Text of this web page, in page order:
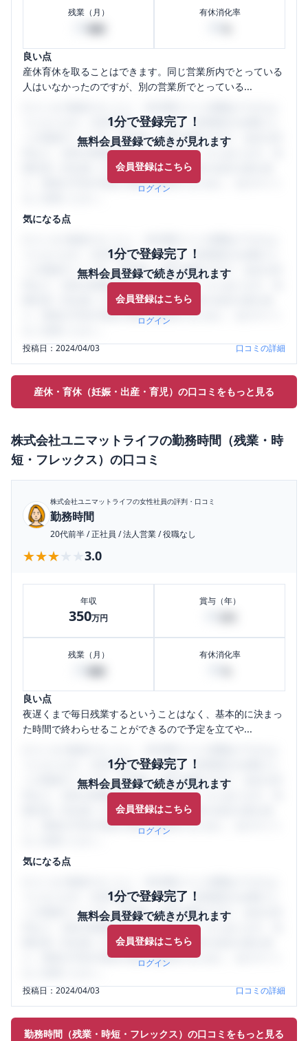
残業（月） 有休消化率
良い点
産休育休を取ることはできます。同じ営業所内でとっている
人はいなかったのですが、別の営業所でとっている...
1分で登録完了！
無料会員登録で続きが見れます
会員登録はこちら
ログイン
うになります。SHEHUB(シーハブ)は、女性限定の企業口コ
ミの投稿サイトです。給与面・女性の働きやすさ・会社の評
判など、女性の転職は気にすべき点がたくさんあります。先
輩社員（元社員）の口コミを通して、本当の会社の姿を知
り、将来の不安や現在の悩みを解消するために、ぜひサイト
気になる点
1分で登録完了！
無料会員登録で続きが見れます
会員登録はこちら
ログイン
うになります。SHEHUB(シーハブ)は、女性限定の企業口コ
ミの投稿サイトです。給与面・女性の働きやすさ・会社の評
判など、女性の転職は気にすべき点がたくさんあります。先
輩社員（元社員）の口コミを通して、本当の会社の姿を知
り、将来の不安や現在の悩みを解消するために、ぜひサイト
投稿日：2024/04/03 口コミの詳細
産休・育休（妊娠・出産・育児）の口コミをもっと見る
株式会社ユニマットライフの勤務時間（残業・時
短・フレックス） の口コミ
株式会社ユニマットライフの女性社員の評判・口コミ
勤務時間
20代前半/正社員 /法人営業/役職なし
★★★★★
★★★★★ 3.0
年収
350万円
賞与（年）
残業（月） 有休消化率
良い点
夜遅くまで毎日残業するということはなく、基本的に決まっ
た時間で終わらせることができるので予定を立てや...
1分で登録完了！
無料会員登録で続きが見れます
会員登録はこちら
ログイン
うになります。SHEHUB(シーハブ)は、女性限定の企業口コ
ミの投稿サイトです。給与面・女性の働きやすさ・会社の評
判など、女性の転職は気にすべき点がたくさんあります。先
輩社員（元社員）の口コミを通して、本当の会社の姿を知
り、将来の不安や現在の悩みを解消するために、ぜひサイト
気になる点
1分で登録完了！
無料会員登録で続きが見れます
会員登録はこちら
ログイン
うになります。SHEHUB(シーハブ)は、女性限定の企業口コ
ミの投稿サイトです。給与面・女性の働きやすさ・会社の評
判など、女性の転職は気にすべき点がたくさんあります。先
輩社員（元社員）の口コミを通して、本当の会社の姿を知
り、将来の不安や現在の悩みを解消するために、ぜひサイト
投稿日：2024/04/03 口コミの詳細
勤務時間（残業・時短・フレックス）の口コミをもっと見る